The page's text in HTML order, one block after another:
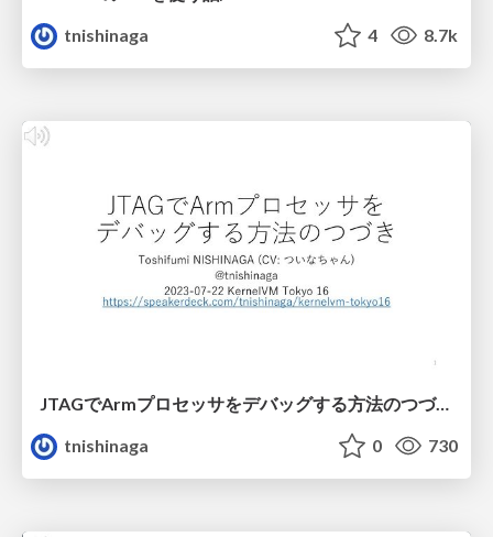
tnishinaga
4 8.7k
JTAGでArmプロセッサをデバッグする方法のつづき/KernelVM_Tokyo16
tnishinaga
0 730